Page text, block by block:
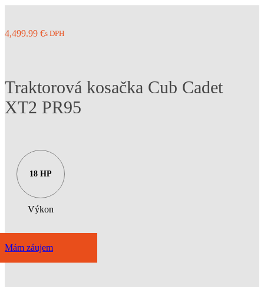
4,499.99 €s DPH
Traktorová kosačka Cub Cadet
XT2 PR95
18 HP
Výkon
Mám záujem